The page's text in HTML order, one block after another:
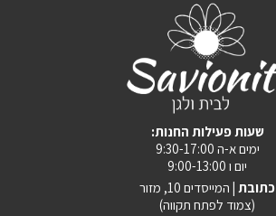
:שעות פעילות החנות
ימים א-ה 9:30-17:00
יום ו 9:00-13:00
כתובת | המייסדים 10, מזור
(צמוד לפתח תקווה)